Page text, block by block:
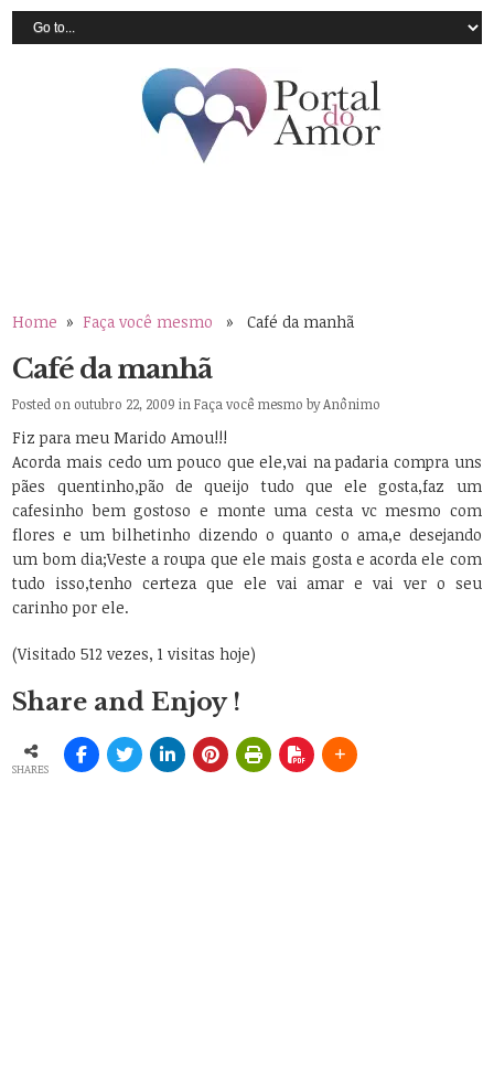
Home » Faça você mesmo » Café da manhã
Café da manhã
Posted on outubro 22, 2009 inFaça você mesmo byAnônimo
Fiz para meu Marido Amou!!!
Acorda mais cedo um pouco que ele,vai na padaria compra uns
pães quentinho,pão de queijo tudo que ele gosta,faz um
cafesinho bem gostoso e monte uma cesta vc mesmo com
flores e um bilhetinho dizendo o quanto o ama,e desejando
um bom dia;Veste a roupa que ele mais gosta e acorda ele com
tudo isso,tenho certeza que ele vai amar e vai ver o seu
carinho por ele.
(Visitado 512 vezes, 1 visitas hoje)
Share and Enjoy !
SHARES